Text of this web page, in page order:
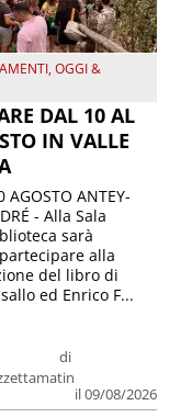
,OGGI &
DAL 10 AL
IN VALLE
di
il 09/08/2026
AGOSTO ANTEY-
- Alla Sala
sarà
alla
del libro di
ed Enrico F...